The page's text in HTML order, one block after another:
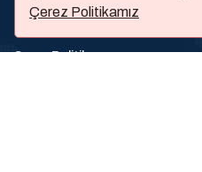
Çerez Politikamız
Çerez Politikası